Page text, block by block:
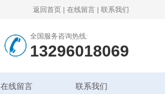
返回首页 | 在线留言 | 联系我们
全国服务咨询热线:
13296018069
在线留言 联系我们